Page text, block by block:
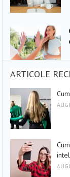
ARTICOLE